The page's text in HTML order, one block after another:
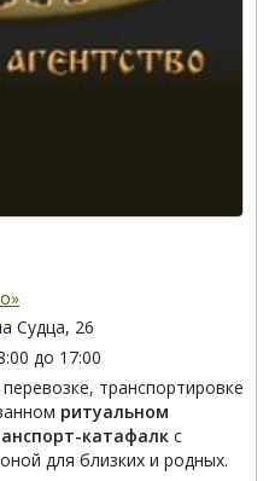
Судца, 26
до 17:00
транспортировке
ритуальном
катафалк с
для близких и родных.